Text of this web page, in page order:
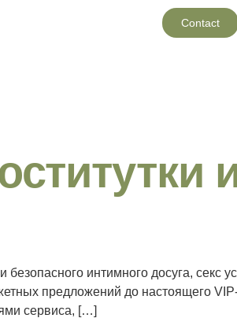
Contact
интимного досуга, секс
предложений до настоящего
сервиса, […]